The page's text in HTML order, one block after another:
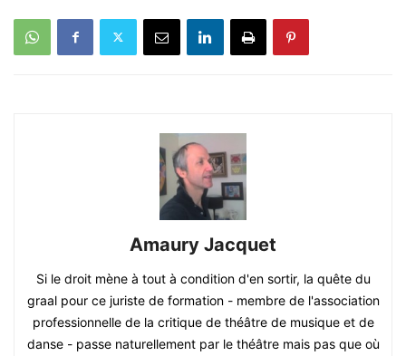
Amaury Jacquet
Si le droit mène à tout à condition d'en sortir, la quête du
graal pour ce juriste de formation - membre de l'association
professionnelle de la critique de théâtre de musique et de
danse - passe naturellement par le théâtre mais pas que où